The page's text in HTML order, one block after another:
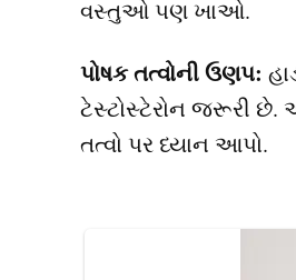
વસ્તુઓ પણ ખાઓ.
પોષક તત્વોની ઉણપ:
ટેસ્ટોસ્ટેરોન જરૂરી છે.
તત્વો પર ધ્યાન આપો.